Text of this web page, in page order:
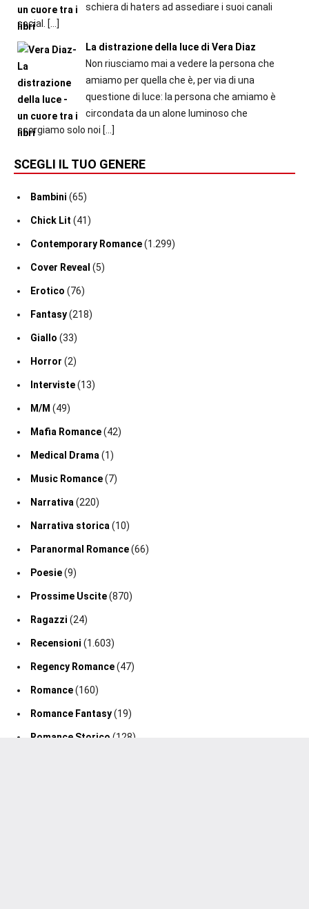
schiera di haters ad assediare i suoi canali
social.
[…]
La distrazione della luce di Vera Diaz
Non riusciamo mai a vedere la persona che
amiamo per quella che è, per via di una
questione di luce: la persona che amiamo è
circondata da un alone luminoso che
scorgiamo solo noi […]
SCEGLI IL TUO GENERE
Bambini (65)
Chick Lit (41)
Contemporary Romance(1.299)
Cover Reveal (5)
Erotico (76)
Fantasy(218)
Giallo (33)
Horror (2)
Interviste(13)
M/M (49)
Mafia Romance(42)
Medical Drama (1)
Music Romance(7)
Narrativa (220)
Narrativa storica (10)
Paranormal Romance(66)
Poesie(9)
Prossime Uscite(870)
Ragazzi (24)
Recensioni (1.603)
Regency Romance(47)
Romance(160)
Romance Fantasy(19)
Romance Storico (128)